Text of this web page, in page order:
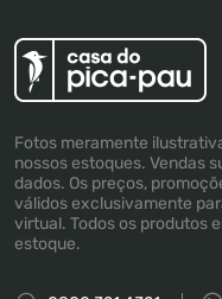
Fotos meramente
nossos estoques. Vendas
dados. Os preços,
válidos exclusivamente
virtual. Todos os produtos
estoque.